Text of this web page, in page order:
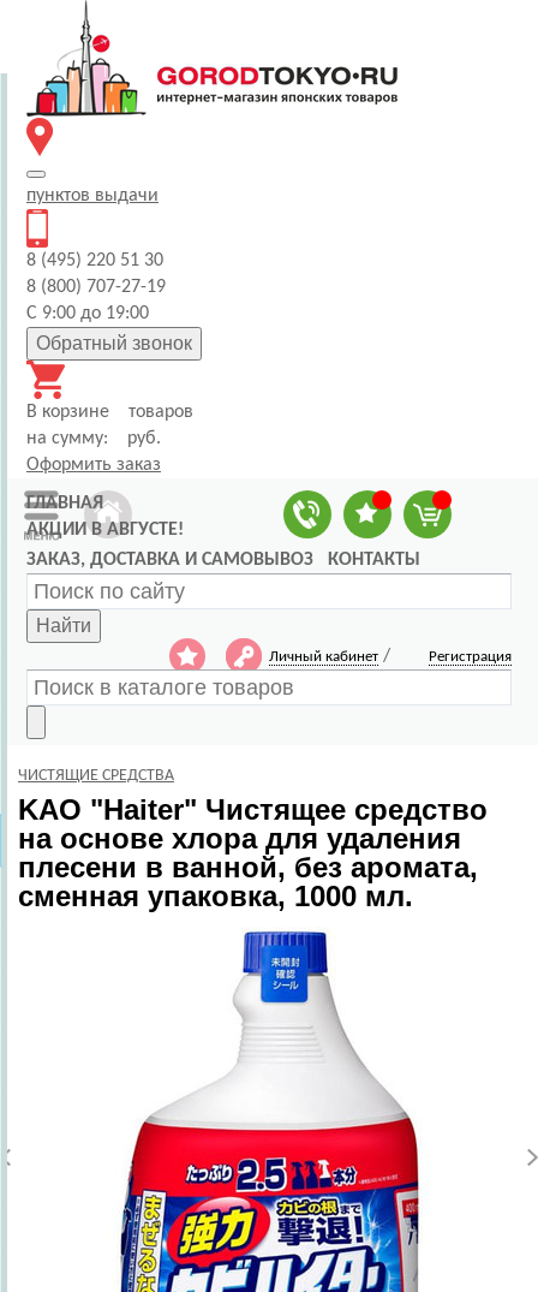
пунктов выдачи
8 (495) 220 51 30
8 (800) 707-27-19
С 9:00 до 19:00
Обратный звонок
В корзине
товаров
на сумму:
руб.
Оформить заказ
ГЛАВНАЯ
АКЦИИ В АВГУСТЕ!
ЗАКАЗ, ДОСТАВКА И САМОВЫВОЗ
КОНТАКТЫ
Найти
Личный кабинет / Регистрация
ЧИСТЯЩИЕ СРЕДСТВА
KAO "Haiter" Чистящее средство
на основе хлора для удаления
плесени в ванной, без аромата,
сменная упаковка, 1000 мл.